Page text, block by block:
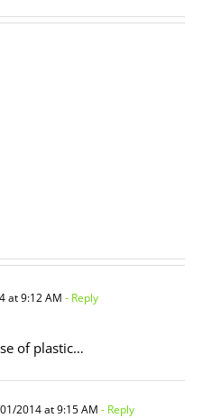
at 9:12 AM - Reply
of plastic…
2014 at 9:15 AM - Reply